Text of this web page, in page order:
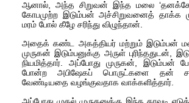
ஆனால், அந்த சிறுவன் இந்த மலை
கோபமுற்ற இடும்பன் அச்சிறுவனைத் தாக்க
மரம் போல் கீழே சரிந்து விழுந்தான்.
அதைக் கண்ட அகத்தியர் மற்றும் இடும்பன்
முருகன் இடும்பனுக்கு அருள்
நியமித்தார். அப்போது முருகன், இடும்பன்
போன்ற அபிஷேகப் பொருட்களை தன்
வேண்டியதை வழங்குவதாக வாக்களித்தார்.